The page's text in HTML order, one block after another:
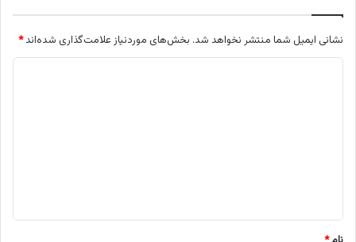
نشانی ایمیل شما منتشر نخواهد شد. بخش‌های موردنیاز علامت‌گذاری شده‌اند*